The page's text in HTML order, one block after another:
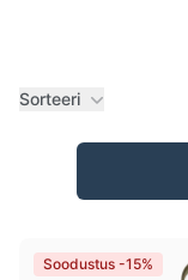
Sorteeri
Tooted
Soodustus -15%